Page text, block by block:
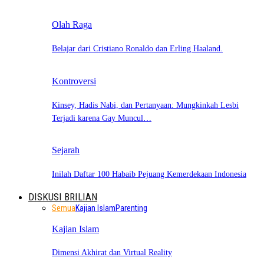
Olah Raga
Belajar dari Cristiano Ronaldo dan Erling Haaland.
Kontroversi
Kinsey, Hadis Nabi, dan Pertanyaan: Mungkinkah Lesbi
Terjadi karena Gay Muncul…
Sejarah
Inilah Daftar 100 Habaib Pejuang Kemerdekaan Indonesia
DISKUSI BRILIAN
SemuaKajian IslamParenting
Kajian Islam
Dimensi Akhirat dan Virtual Reality